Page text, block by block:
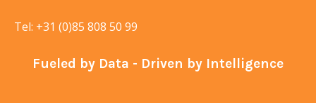
Tel: +31 (0)85 808 50 99
Fueled by Data - Driven by Intelligence